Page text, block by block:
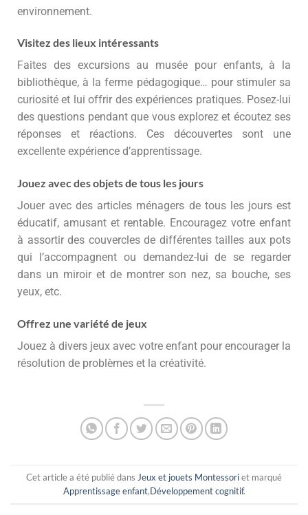
environnement.
Visitez des lieux intéressants
Faites des excursions au musée pour enfants, à la
bibliothèque, à la ferme pédagogique… pour stimuler sa
curiosité et lui offrir des expériences pratiques. Posez-lui
des questions pendant que vous explorez et écoutez ses
réponses et réactions. Ces découvertes sont une
excellente expérience d’apprentissage.
Jouez avec des objets de tous les jours
Jouer avec des articles ménagers de tous les jours est
éducatif, amusant et rentable. Encouragez votre enfant
à assortir des couvercles de différentes tailles aux pots
qui l’accompagnent ou demandez-lui de se regarder
dans un miroir et de montrer son nez, sa bouche, ses
yeux, etc.
Offrez une variété de jeux
Jouez à divers jeux avec votre enfant pour encourager la
résolution de problèmes et la créativité.
Cet article a été publié dans Jeux et jouets Montessoriet marqué
Apprentissage enfant,Développement cognitif.